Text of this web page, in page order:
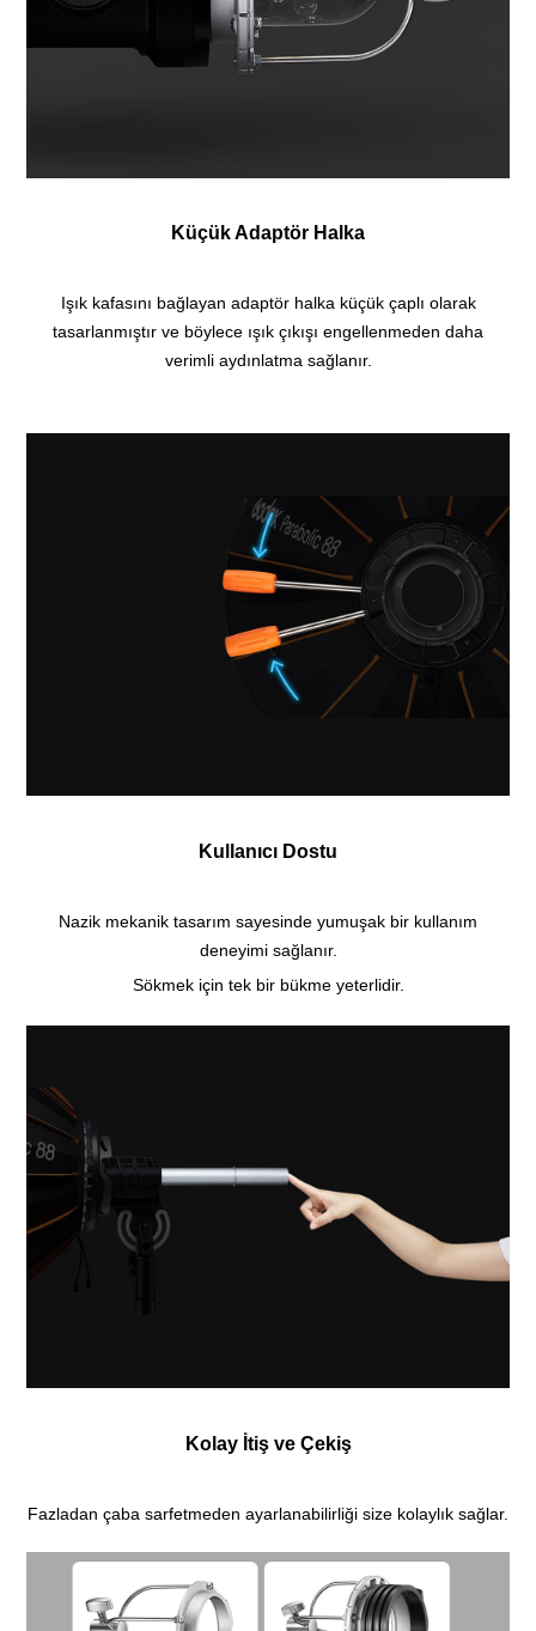
Küçük Adaptör Halka
Işık kafasını bağlayan adaptör halka küçük çaplı olarak
tasarlanmıştır ve böylece ışık çıkışı engellenmeden daha
verimli aydınlatma sağlanır.
Kullanıcı Dostu
Nazik mekanik tasarım sayesinde yumuşak bir kullanım
deneyimi sağlanır.
Sökmek için tek bir bükme yeterlidir.
Kolay İtiş ve Çekiş
Fazladan çaba sarfetmeden ayarlanabilirliği size kolaylık sağlar.